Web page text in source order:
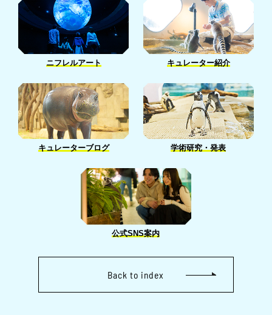
1月［7］
1月［2］
ニフレルアート キュレーター紹介
キュレーターブログ 学術研究・発表
公式SNS案内
Back to index